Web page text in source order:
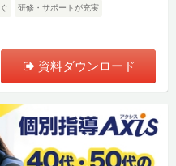
研修・サポートが充実
資料ダウンロード